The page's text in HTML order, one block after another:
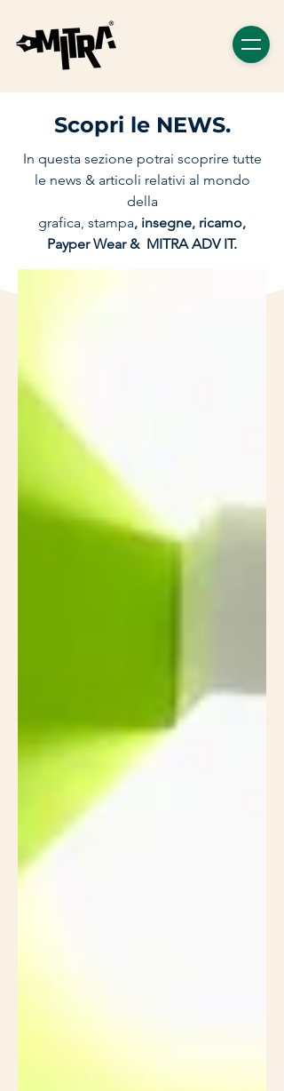
Scopri le NEWS.
In questa sezione potrai scoprire tutte
le news & articoli relativi al mondo
della
grafica, stampa, insegne, ricamo,
Payper Wear & MITRA ADV IT.